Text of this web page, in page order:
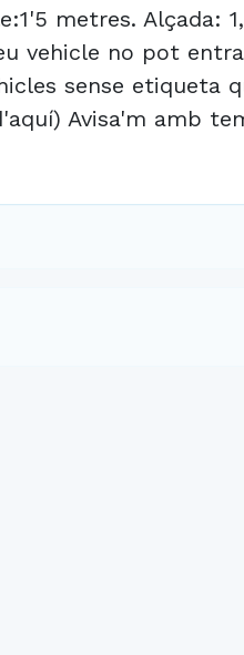
metres. Alçada:
vehicle no pot
sense etiqueta
Avisa'm amb